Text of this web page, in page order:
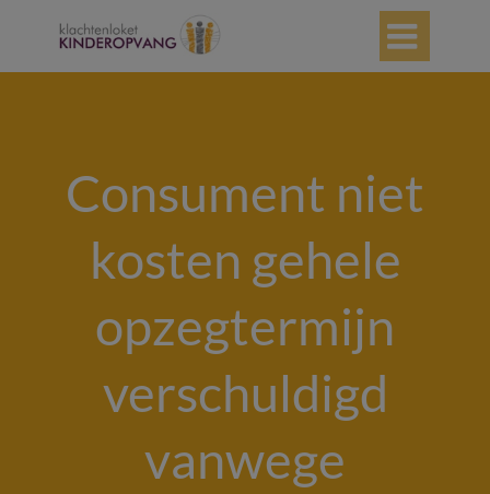

Consument niet
kosten gehele
opzegtermijn
verschuldigd
vanwege